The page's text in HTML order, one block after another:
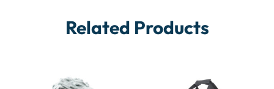
Related Products